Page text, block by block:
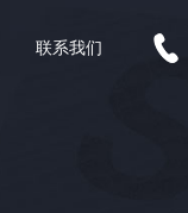
联系我们